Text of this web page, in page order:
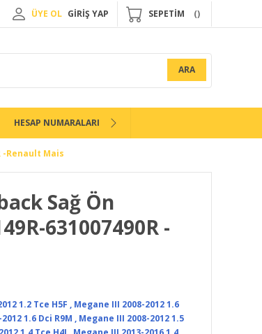
ÜYE OL GİRİŞ YAP SEPETİM
ARA
HESAP NUMARALARI
-Renault Mais
Sağ Ön
631007490R -
1.2 Tce H5F , Megane III 2008-2012 1.6
1.6 Dci R9M , Megane III 2008-2012 1.5